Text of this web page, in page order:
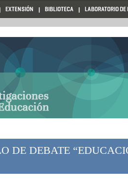
EXTENSIÓN BIBLIOTECA LABORATORIO
DE DEBATE